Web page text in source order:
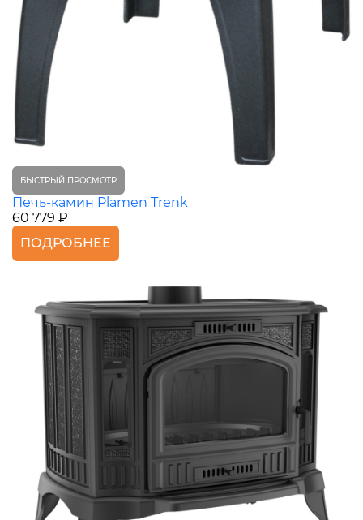
БЫСТРЫЙ ПРОСМОТР
Печь-камин Plamen Trenk
60 779 ₽
ПОДРОБНЕЕ